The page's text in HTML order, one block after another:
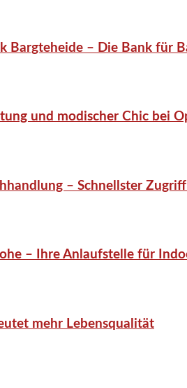
Bargteheide – Die Bank für
und modischer Chic bei
– Schnellster
– Ihre Anlaufstelle für
mehr Lebensqualität